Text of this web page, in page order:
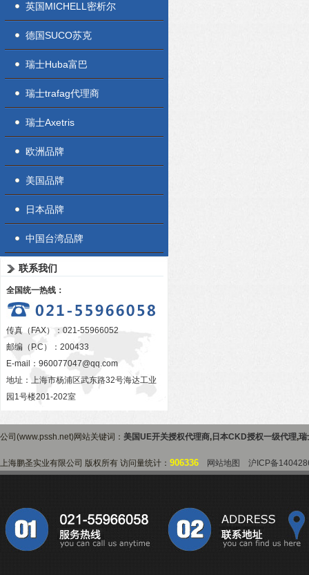
英国MICHELL密析尔
德国SUCO苏克
瑞士Huba富巴
瑞士trafag代理商
瑞士Axetris
欧洲品牌
美国品牌
日本品牌
中国台湾品牌
联系我们
全国统一热线：
传真（FAX）：021-55966052
邮编（P.C）：200433
E-mail： 960077047@qq.com
地址：上海市杨浦区武东路32号海达工业
园1号楼201-202室
公司(www.pssh.net)网站关键词： 美国UE开关授权代理商, 日本CKD授权一级代理,瑞
上海鹏圣实业有限公司 版权所有 访问量统计： 906336 网站地图 沪ICP备